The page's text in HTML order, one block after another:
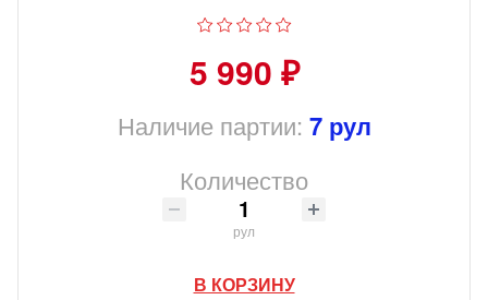
5 990 ₽
Наличие партии: 7 рул
Количество
рул
В КОРЗИНУ